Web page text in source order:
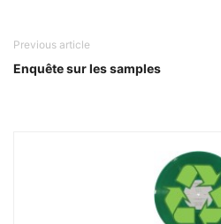
Previous article
Enquête sur les samples